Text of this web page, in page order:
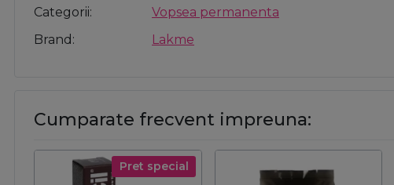
Categorii
Vopsea permanenta
Brand
Lakme
Cumparate frecvent impreuna:
Pret special